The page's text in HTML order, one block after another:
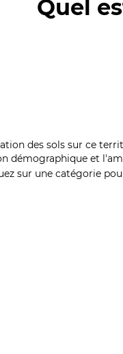
Quel
des sols sur ce
démographique et
sur une catégorie